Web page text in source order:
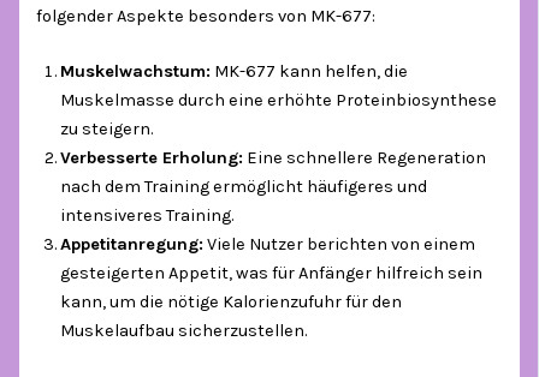
folgender Aspekte besonders von MK-677:
Muskelwachstum: MK-677 kann helfen, die
Muskelmasse durch eine erhöhte Proteinbiosynthese
zu steigern.
Verbesserte Erholung: Eine schnellere Regeneration
nach dem Training ermöglicht häufigeres und
intensiveres Training.
Appetitanregung: Viele Nutzer berichten von einem
gesteigerten Appetit, was für Anfänger hilfreich sein
kann, um die nötige Kalorienzufuhr für den
Muskelaufbau sicherzustellen.